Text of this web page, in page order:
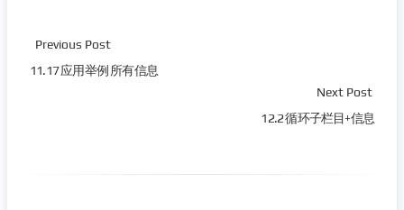
Previous Post
11.17 应用举例 所有信息
Next Post
12.2 循环子栏目+信息